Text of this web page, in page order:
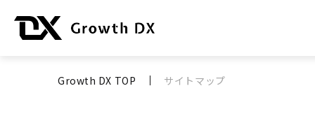
Growth DX TOP サイトマップ